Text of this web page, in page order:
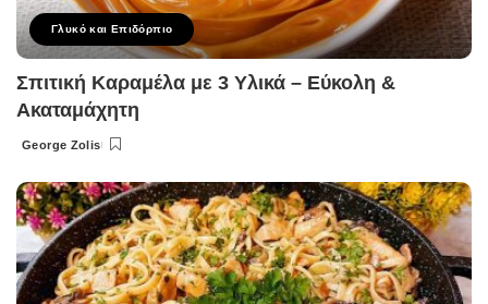
Γλυκό και Επιδόρπιο
Σπιτική Καραμέλα με 3 Υλικά – Εύκολη &
Ακαταμάχητη
Posted
George Zolis